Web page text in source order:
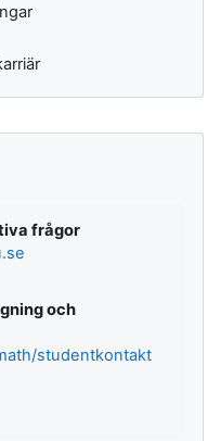
frågor
och
studentkontakt